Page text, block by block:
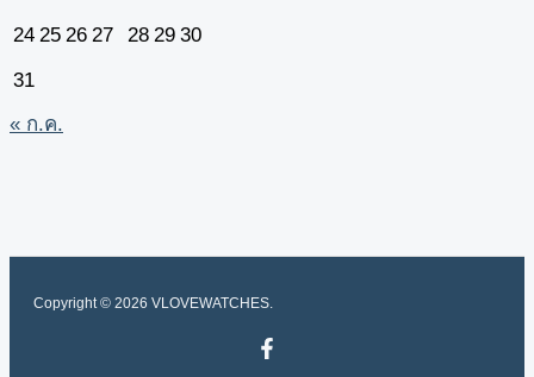
24 25 26 27 28 29 30
31
« ก.ค.
Copyright © 2026 VLOVEWATCHES.